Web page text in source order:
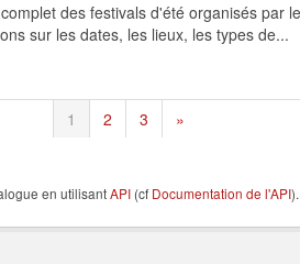
des festivals d'été organisés par
sur les dates, les lieux, les types de...
1 2 3 »
en utilisantAPI (cf Documentation de l'API).